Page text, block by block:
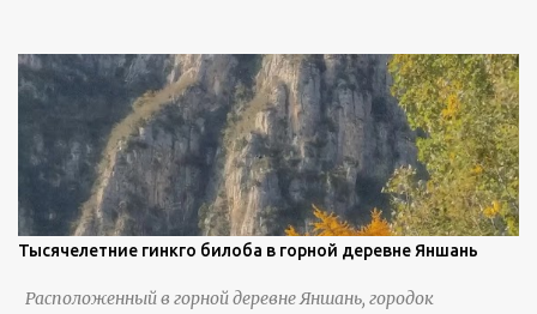
Тысячелетние гинкго билоба в горной деревне Яншань
Расположенный в горной деревне Яншань, городок